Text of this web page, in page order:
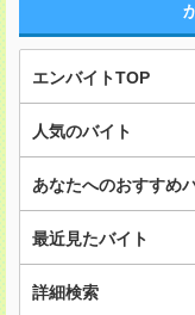
エンバイトTOP
人気のバイト
あなたへのおすすめ
最近見たバイト
詳細検索